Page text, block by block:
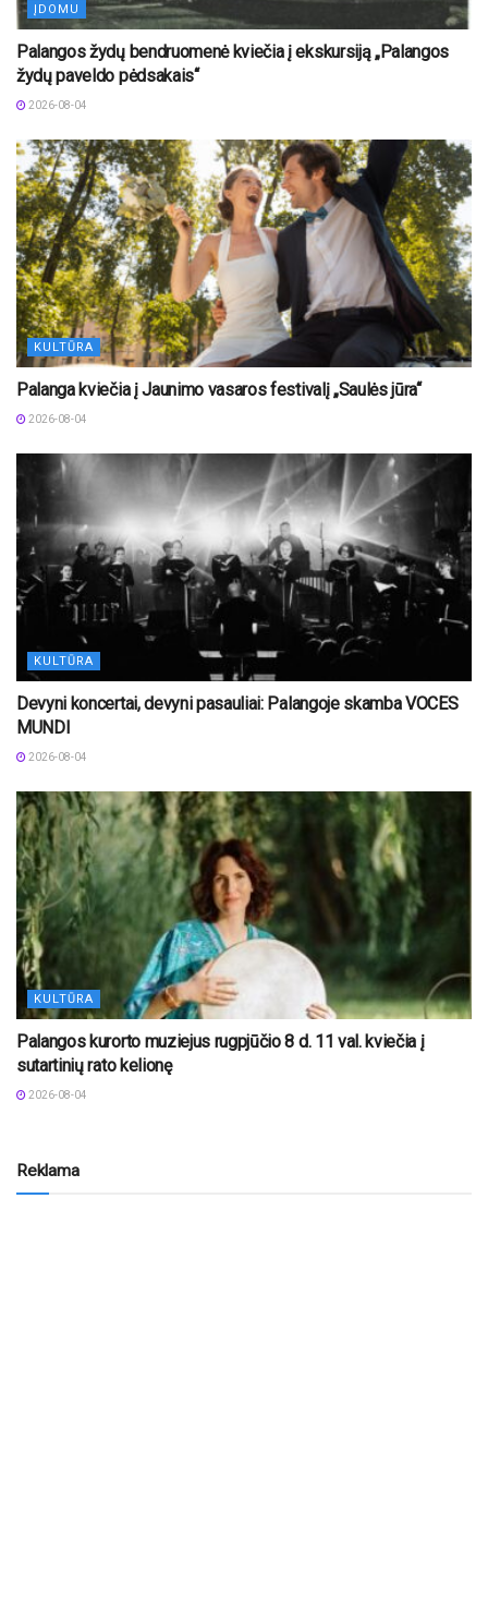
ĮDOMU
Palangos žydų bendruomenė kviečia į ekskursiją „Palangos
žydų paveldo pėdsakais“
2026-08-04
KULTŪRA
Palanga kviečia į Jaunimo vasaros festivalį „Saulės jūra“
2026-08-04
KULTŪRA
Devyni koncertai, devyni pasauliai: Palangoje skamba VOCES
MUNDI
2026-08-04
KULTŪRA
Palangos kurorto muziejus rugpjūčio 8 d. 11 val. kviečia į
sutartinių rato kelionę
2026-08-04
Reklama